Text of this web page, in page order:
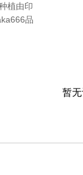
植由印
品
暂